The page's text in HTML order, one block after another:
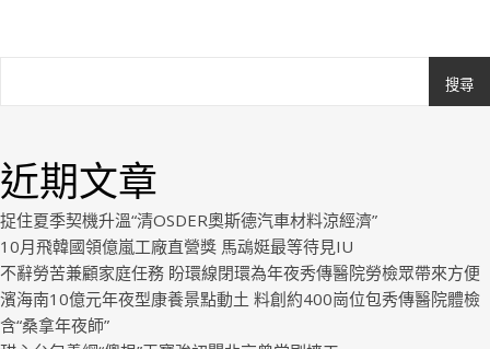
搜尋
近期文章
捉住夏季契機升溫“清OSDER奧斯德汽車材料涼經濟”
10月飛韓國領億嵐工廠直營獎 馬䲰娗最等待見IU
不辭勞苦兼顧家庭任務 盼環線閉環為年夜秀傳醫院勞檢眾帶來方便
濱海南10億元年夜型康養景點動土 料創約400崗位包秀傳醫院體檢
含“桑拿年夜師”
Royal.